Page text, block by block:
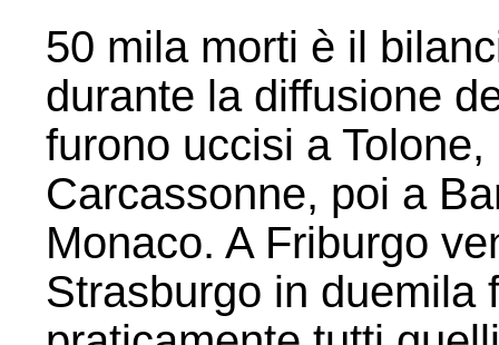
50 mila morti è il
durante la diffusione
furono uccisi a
Carcassonne, poi a
Monaco. A Friburgo
Strasburgo in duemila